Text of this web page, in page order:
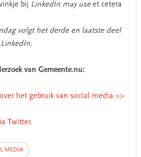
bij LinkedIn may useet cetera
volgt het derde en laatste deel
van Gemeente.nu:
het gebruik van social media >>
Twitter.
MEDIA